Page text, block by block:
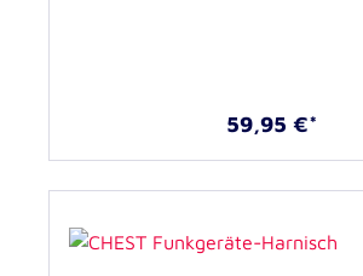
59,95 €*